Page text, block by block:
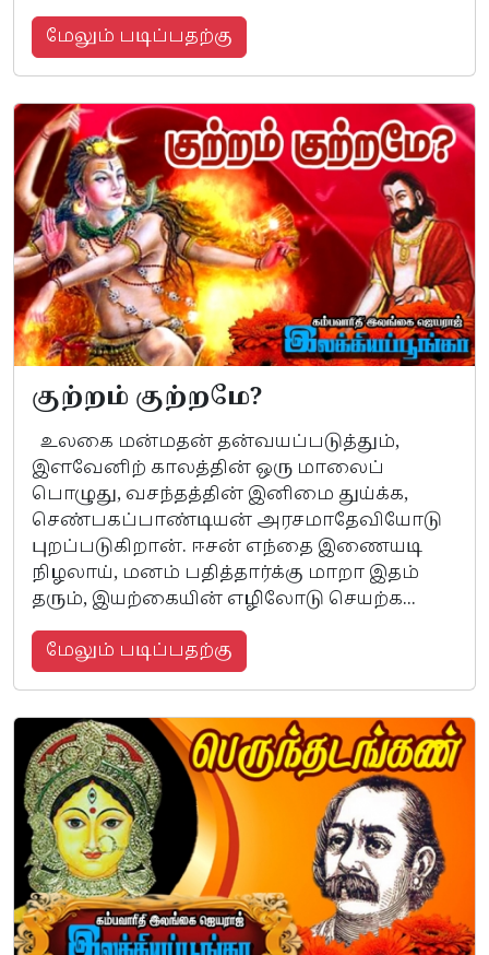
மேலும் படிப்பதற்கு
குற்றம் குற்றமே?
உலகை மன்மதன் தன்வயப்படுத்தும்,
இளவேனிற் காலத்தின் ஒரு மாலைப்
பொழுது, வசந்தத்தின் இனிமை துய்க்க,
செண்பகப்பாண்டியன் அரசமாதேவியோடு
புறப்படுகிறான். ஈசன் எந்தை இணையடி
நிழலாய், மனம் பதித்தார்க்கு மாறா இதம்
தரும், இயற்கையின் எழிலோடு செயற்க...
மேலும் படிப்பதற்கு